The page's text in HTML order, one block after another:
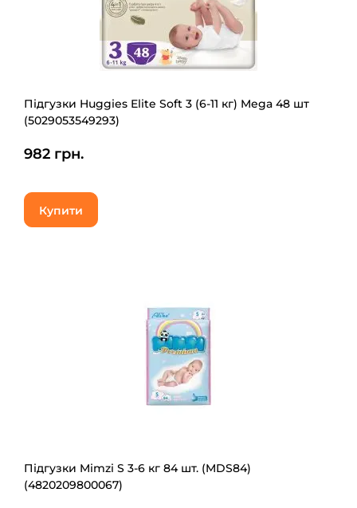
Підгузки Huggies Elite Soft 3 (6-11 кг) Mega 48 шт
(5029053549293)
982 грн.
Купити
Підгузки Mimzi S 3-6 кг 84 шт. (MDS84)
(4820209800067)